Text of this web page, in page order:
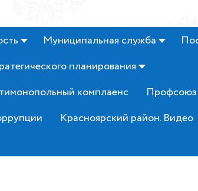
Муниципальная служба
планирования
комплаенс
Красноярский район. Видео